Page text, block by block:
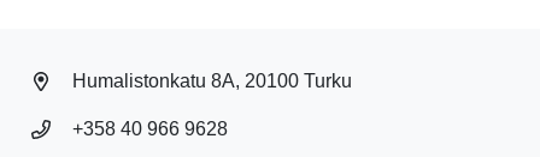
Humalistonkatu 8A, 20100 Turku
+358 40 966 9628